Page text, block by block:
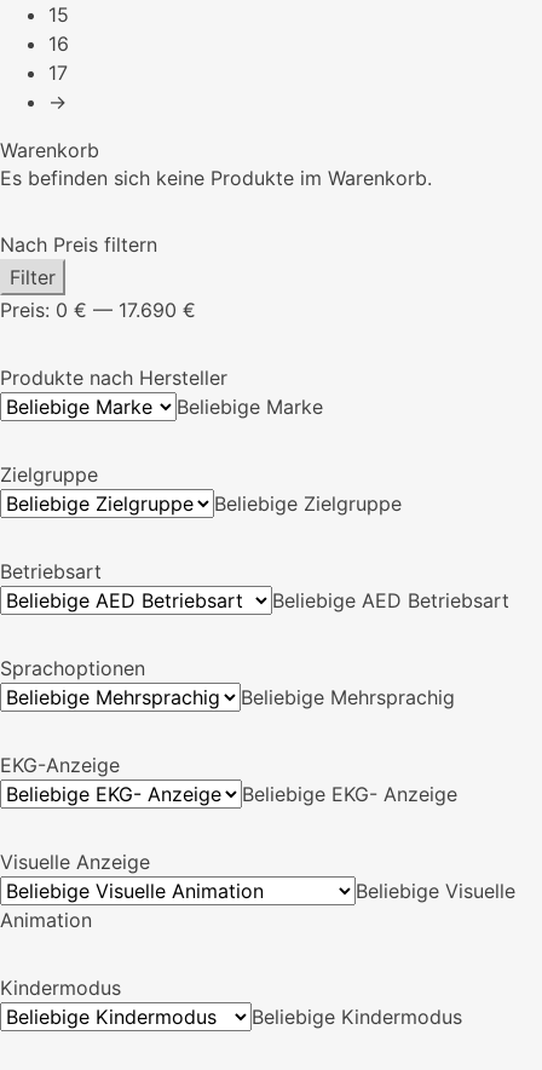
15
16
17
→
Warenkorb
Es befinden sich keine Produkte im Warenkorb.
Nach Preis filtern
Min.
Preis
Max.
Preis
Filter
Preis: 0 € — 17.690 €
Produkte nach Hersteller
Beliebige Marke
Zielgruppe
Beliebige Zielgruppe
Betriebsart
Beliebige AED Betriebsart
Sprachoptionen
Beliebige Mehrsprachig
EKG-Anzeige
Beliebige EKG- Anzeige
Visuelle Anzeige
Beliebige Visuelle
Animation
Kindermodus
Beliebige Kindermodus